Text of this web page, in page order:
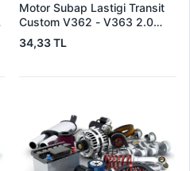
Motor Subap Lastigi Transit
Custom V362 - V363 2.0
Ecoblue ( A. Ceker - O. Ceker
) 17> | CDF 128V | OEM
34,33 TL